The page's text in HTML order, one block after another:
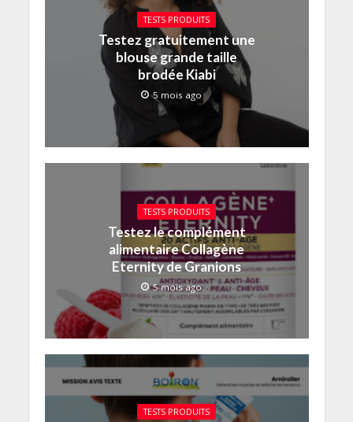
TESTS PRODUITS
Testez gratuitement une
blouse grande taille
brodée Kiabi
5 mois ago
TESTS PRODUITS
Testez le complément
alimentaire Collagène
Eternity de Granions
5 mois ago
TESTS PRODUITS